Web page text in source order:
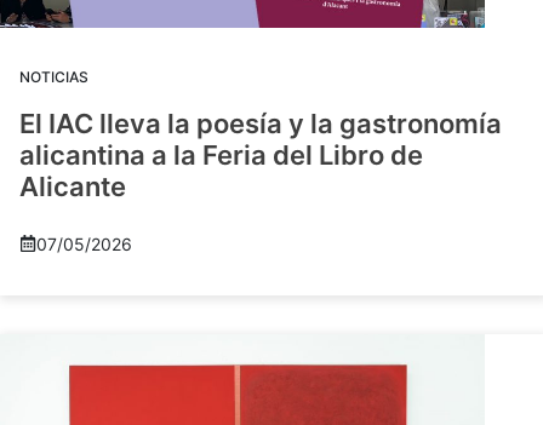
NOTICIAS
El IAC lleva la poesía y la gastronomía
alicantina a la Feria del Libro de
Alicante
07/05/2026